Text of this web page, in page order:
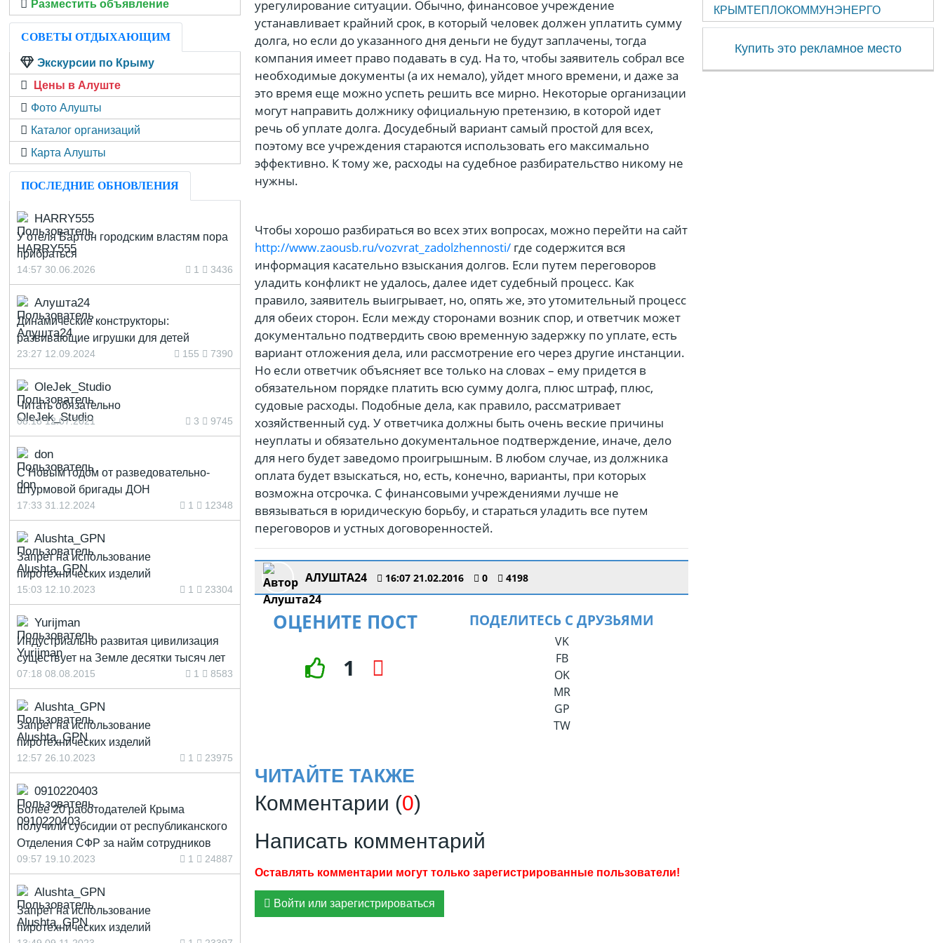
урегулирование ситуации. Обычно, финансовое учреждение
устанавливает крайний срок, в который человек должен уплатить сумму
долга, но если до указанного дня деньги не будут заплачены, тогда
компания имеет право подавать в суд. На то, чтобы заявитель собрал все
необходимые документы (а их немало), уйдет много времени, и даже за
это время еще можно успеть решить все мирно. Некоторые организации
могут направить должнику официальную претензию, в которой идет
речь об уплате долга. Досудебный вариант самый простой для всех,
поэтому все учреждения стараются использовать его максимально
эффективно. К тому же, расходы на судебное разбирательство никому не
нужны.
Чтобы хорошо разбираться во всех этих вопросах, можно перейти на сайт
http://www.zaousb.ru/vozvrat_zadolzhennosti/где содержится вся
информация касательно взыскания долгов. Если путем переговоров
уладить конфликт не удалось, далее идет судебный процесс. Как
правило, заявитель выигрывает, но, опять же, это утомительный процесс
для обеих сторон. Если между сторонами возник спор, и ответчик может
документально подтвердить свою временную задержку по уплате, есть
вариант отложения дела, или рассмотрение его через другие инстанции.
Но если ответчик объясняет все только на словах – ему придется в
обязательном порядке платить всю сумму долга, плюс штраф, плюс,
судовые расходы. Подобные дела, как правило, рассматривает
хозяйственный суд. У ответчика должны быть очень веские причины
неуплаты и обязательно документальное подтверждение, иначе, дело
для него будет заведомо проигрышным. В любом случае, из должника
оплата будет взыскаться, но, есть, конечно, варианты, при которых
возможна отсрочка. С финансовыми учреждениями лучше не
ввязываться в юридическую борьбу, и стараться уладить все путем
переговоров и устных договоренностей.
АЛУШТА24 16:07 21.02.2016 0 4198
ОЦЕНИТЕ ПОСТ
1
ПОДЕЛИТЕСЬ С ДРУЗЬЯМИ
VK
FB
OK
MR
GP
TW
ЧИТАЙТЕ ТАКЖЕ
Комментарии (0)
Написать комментарий
Войти или зарегистрироваться
Разместить объявление
СОВЕТЫ ОТДЫХАЮЩИМ
Экскурсии по Крыму
Цены в Алуште
Фото Алушты
Каталог организаций
Карта Алушты
ПОСЛЕДНИЕ ОБНОВЛЕНИЯ
HARRY555
У отеля Бартон городским властям пора
прибраться
14:57 30.06.2026 1 3436
Алушта24
Динамические конструкторы:
развивающие игрушки для детей
23:27 12.09.2024 155 7390
OleJek_Studio
Читать обязательно
08:18 12.07.2021 3 9745
don
С Новым годом от разведовательно-
штурмовой бригады ДОН
17:33 31.12.2024 1 12348
Alushta_GPN
Запрет на использование
пиротехнических изделий
15:03 12.10.2023 1 23304
Yurijman
Индустриально развитая цивилизация
существует на Земле десятки тысяч лет
07:18 08.08.2015 1 8583
Alushta_GPN
Запрет на использование
пиротехнических изделий
12:57 26.10.2023 1 23975
0910220403
Более 20 работодателей Крыма
получили субсидии от республиканского
Отделения СФР за найм сотрудников
09:57 19.10.2023 1 24887
Alushta_GPN
Запрет на использование
пиротехнических изделий
КРЫМТЕПЛОКОММУНЭНЕРГО
Купить это рекламное место